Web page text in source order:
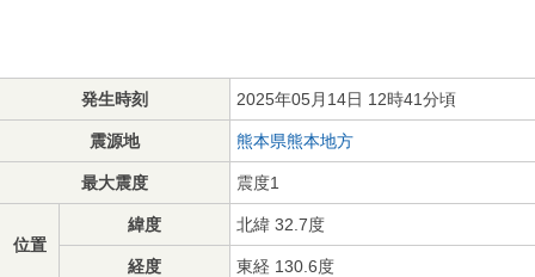
発生時刻 2025年05月14日 12時41分頃
震源地 熊本県熊本地方
最大震度 震度1
位置
緯度 北緯 32.7度
経度 東経 130.6度